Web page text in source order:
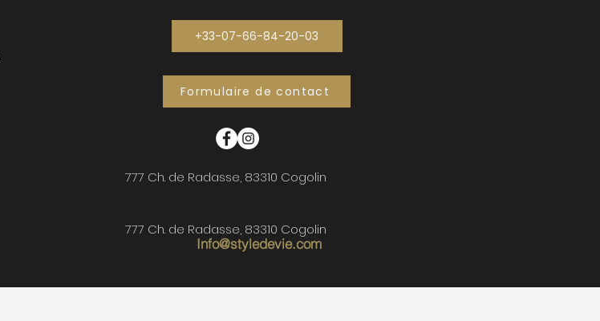
+33-07-66-84-20-03
Formulaire de contact
777 Ch. de Radasse, 83310 Cogolin
Info@styledevie.com
777 Ch. de Radasse, 83310 Cogolin